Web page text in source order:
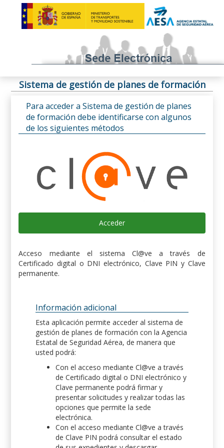
Sistema de gestión de planes de formación
Para acceder a Sistema de gestión de planes
de formación debe identificarse con algunos
de los siguientes métodos
Acceder
Acceso mediante el sistema Cl@ve a través de
Certificado digital o DNI electrónico, Clave PIN y Clave
permanente.
Información adicional
Esta aplicación permite acceder al sistema de
gestión de planes de formación con la Agencia
Estatal de Seguridad Aérea, de manera que
usted podrá:
Con el acceso mediante Cl@ve a través
de Certificado digital o DNI electrónico y
Clave permanente podrá firmar y
presentar solicitudes y realizar todas las
opciones que permite la sede
electrónica.
Con el acceso mediante Cl@ve a través
de Clave PIN podrá consultar el estado